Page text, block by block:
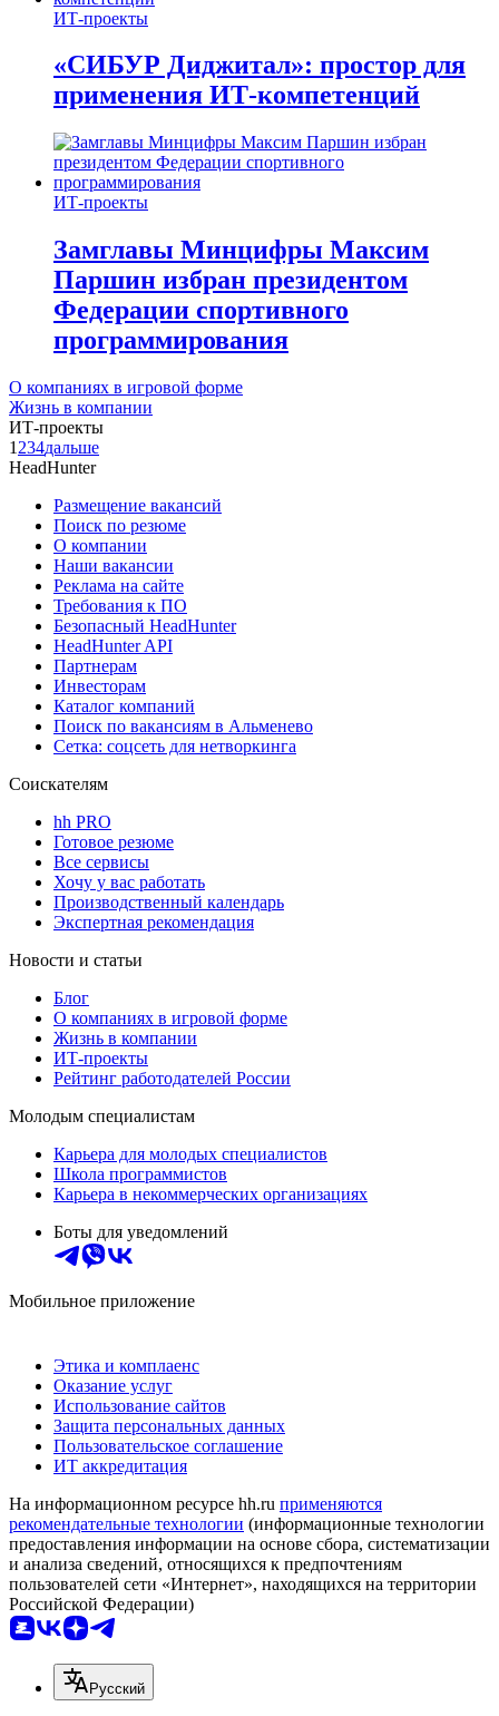
ИТ-проекты
«СИБУР Диджитал»: простор для
применения ИТ-компетенций
ИТ-проекты
Замглавы Минцифры Максим
Паршин избран президентом
Федерации спортивного
программирования
О компаниях в игровой форме
Жизнь в компании
ИТ-проекты
1 234дальше
HeadHunter
Размещение вакансий
Поиск по резюме
О компании
Наши вакансии
Реклама на сайте
Требования к ПО
Безопасный HeadHunter
HeadHunter API
Партнерам
Инвесторам
Каталог компаний
Поиск по вакансиям в Альменево
Сетка: соцсеть для нетворкинга
Соискателям
hh PRO
Готовое резюме
Все сервисы
Хочу у вас работать
Производственный календарь
Экспертная рекомендация
Новости и статьи
Блог
О компаниях в игровой форме
Жизнь в компании
ИТ-проекты
Рейтинг работодателей России
Молодым специалистам
Карьера для молодых специалистов
Школа программистов
Карьера в некоммерческих организациях
Боты для уведомлений
Мобильное приложение
Этика и комплаенс
Оказание услуг
Использование сайтов
Защита персональных данных
Пользовательское соглашение
ИТ аккредитация
На информационном ресурсе hh.ru применяются
рекомендательные технологии (информационные технологии
предоставления информации на основе сбора, систематизации
и анализа сведений, относящихся к предпочтениям
пользователей сети «Интернет», находящихся на территории
Российской Федерации)
Русский